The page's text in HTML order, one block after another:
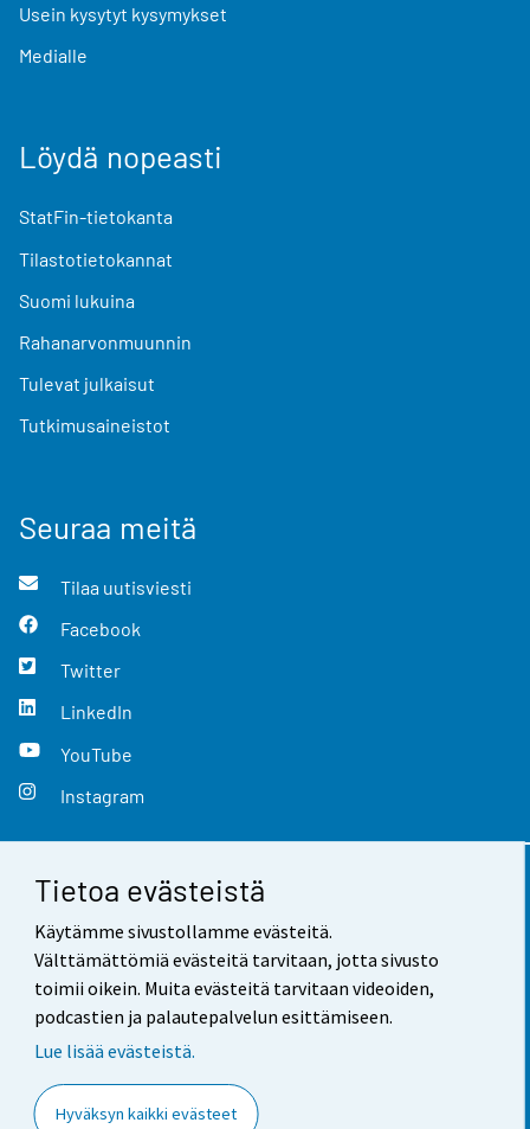
Tietoa evästeistä
Käytämme sivustollamme evästeitä.
Välttämättömiä evästeitä tarvitaan, jotta sivusto
toimii oikein. Muita evästeitä tarvitaan videoiden,
podcastien ja palautepalvelun esittämiseen.
Lue lisää evästeistä.
Hyväksyn kaikki evästeet
Usein kysytyt kysymykset
Medialle
Löydä nopeasti
StatFin-tietokanta
Tilastotietokannat
Suomi lukuina
Rahanarvonmuunnin
Tulevat julkaisut
Tutkimusaineistot
Seuraa meitä
Tilaa uutisviesti
Facebook
Twitter
LinkedIn
YouTube
Instagram
Yhteystiedot
Palaute
Käyttöehdot
Saavutettavuus